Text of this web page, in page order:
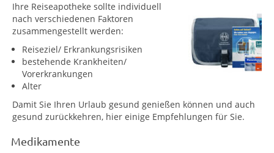
Ihre Reiseapotheke sollte individuell
nach verschiedenen Faktoren
zusammengestellt werden:
Reiseziel/ Erkrankungsrisiken
bestehende Krankheiten/
Vorerkrankungen
Alter
Damit Sie Ihren Urlaub gesund genießen können und auch
gesund zurückkehren, hier einige Empfehlungen für Sie.
Medikamente